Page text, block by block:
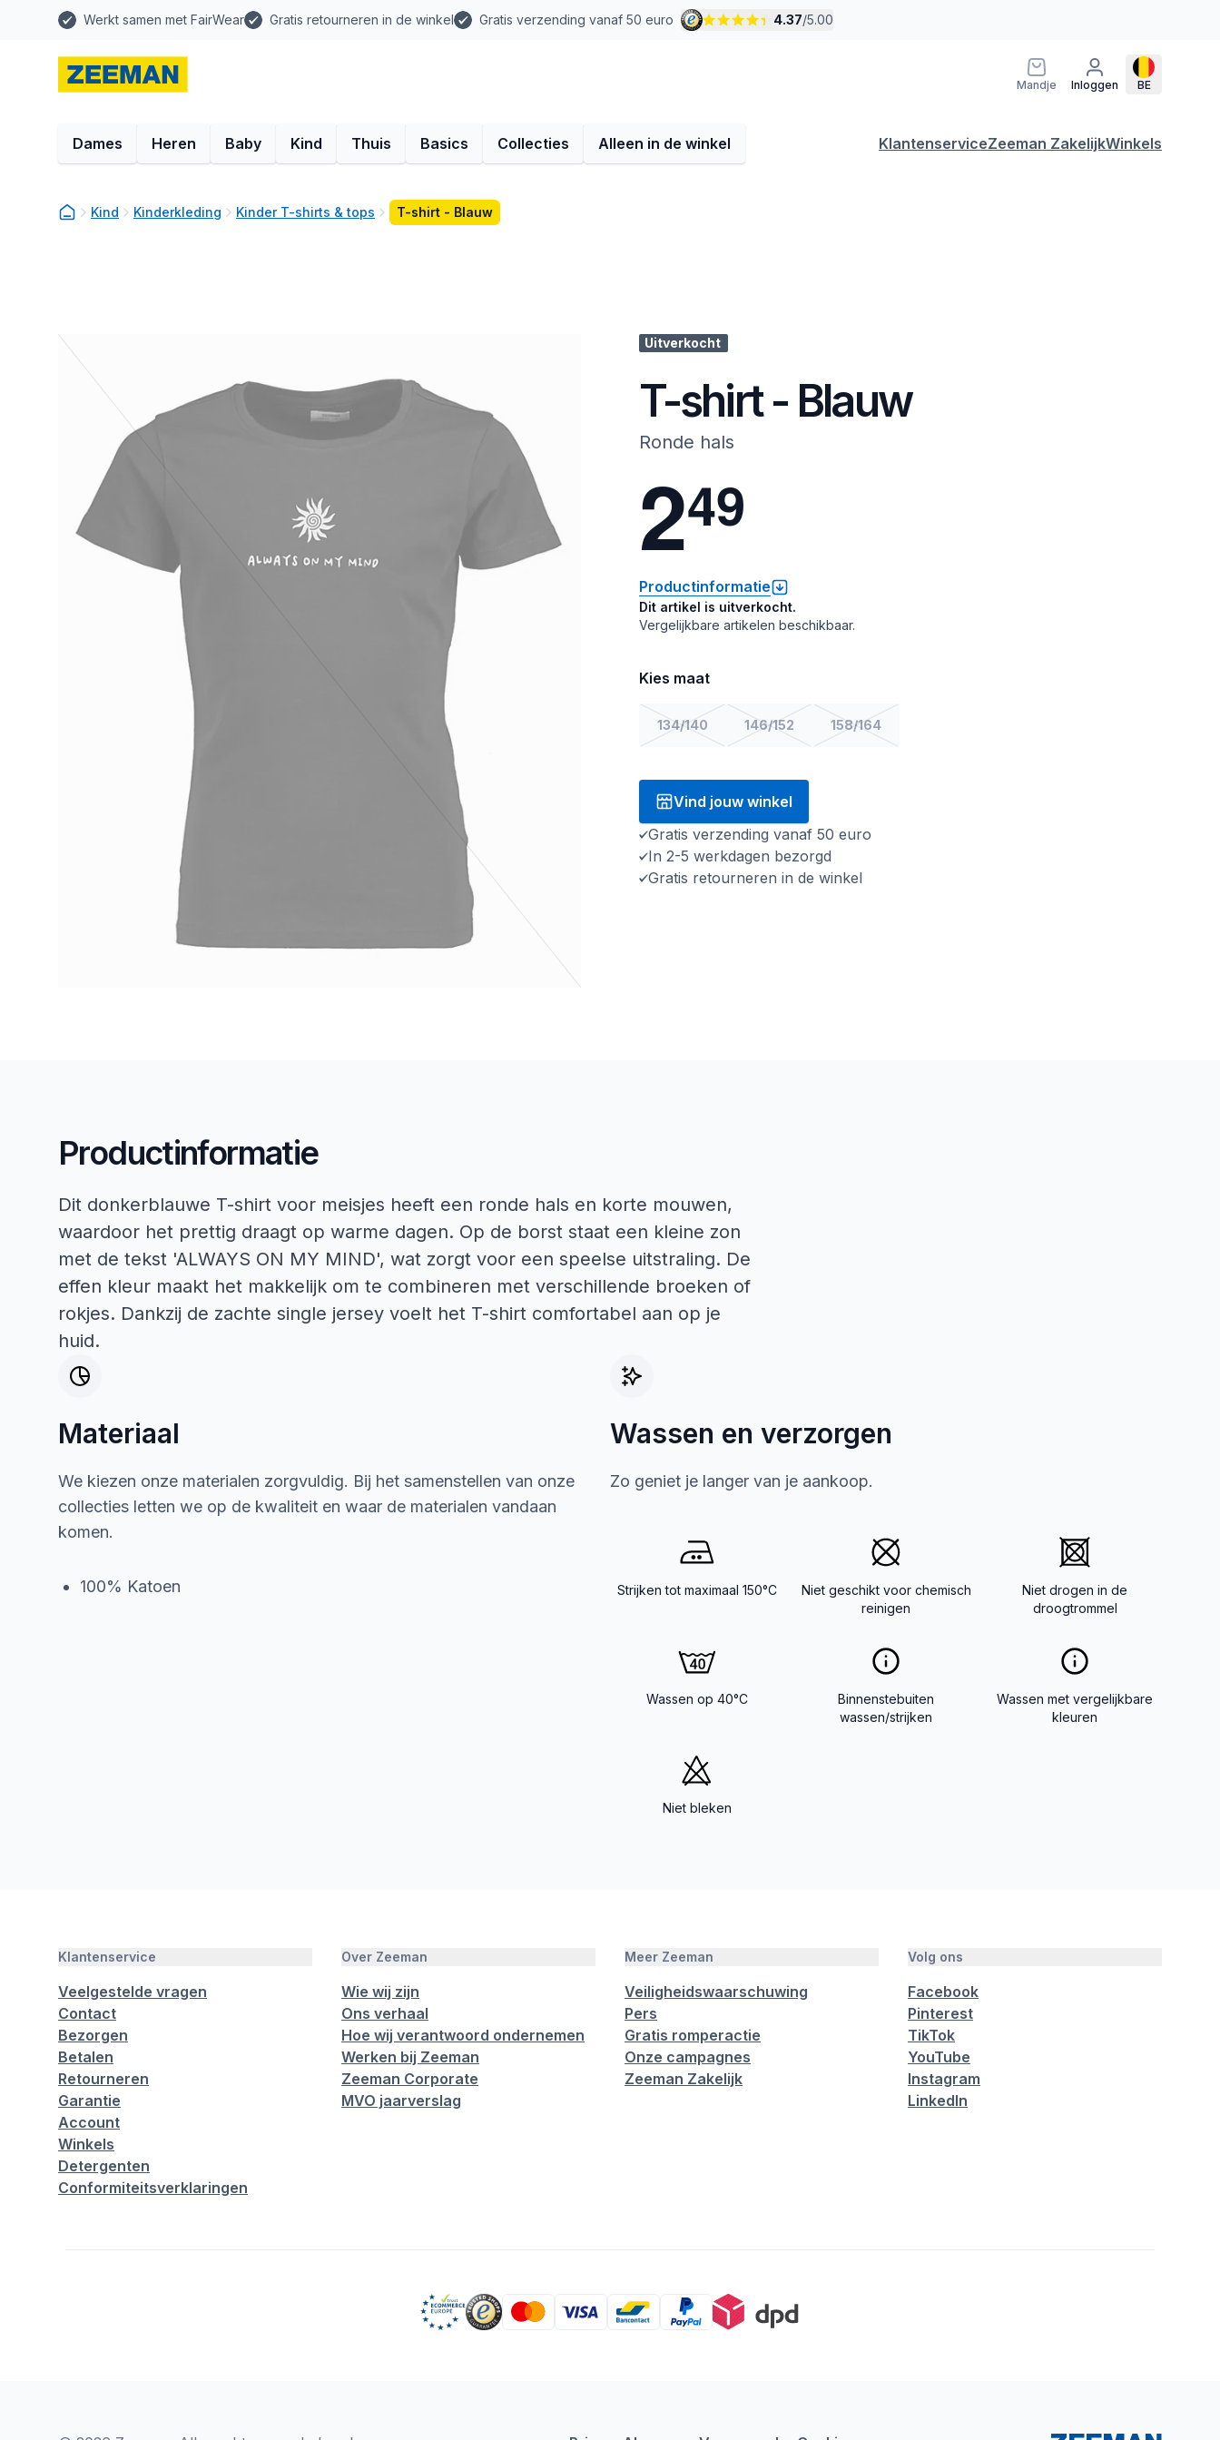
Werkt samen met FairWear Gratis retourneren in de winkel Gratis verzending vanaf 50 euro 4.37/5.00
Mandje Inloggen BE
Dames Heren Baby Kind Thuis Basics Collecties Alleen in de winkel KlantenserviceZeeman ZakelijkWinkels
Kind Kinderkleding Kinder T-shirts & tops T-shirt - Blauw
Uitverkocht
T-shirt - Blauw
Ronde hals
249
Productinformatie
Dit artikel is uitverkocht.
Vergelijkbare artikelen beschikbaar.
Kies maat
134/140 146/152 158/164
Vind jouw winkel
Gratis verzending vanaf 50 euro
In 2-5 werkdagen bezorgd
Gratis retourneren in de winkel
Productinformatie
Dit donkerblauwe T-shirt voor meisjes heeft een ronde hals en korte mouwen,
waardoor het prettig draagt op warme dagen. Op de borst staat een kleine zon
met de tekst 'ALWAYS ON MY MIND', wat zorgt voor een speelse uitstraling. De
effen kleur maakt het makkelijk om te combineren met verschillende broeken of
rokjes. Dankzij de zachte single jersey voelt het T-shirt comfortabel aan op je
huid.
Materiaal
We kiezen onze materialen zorgvuldig. Bij het samenstellen van onze
collecties letten we op de kwaliteit en waar de materialen vandaan
komen.
100% Katoen
Wassen en verzorgen
Zo geniet je langer van je aankoop.
Strijken tot maximaal 150°C
Niet geschikt voor chemisch
reinigen
Niet drogen in de
droogtrommel
Wassen op 40°C
Binnenstebuiten
wassen/strijken
Wassen met vergelijkbare
kleuren
Niet bleken
Klantenservice
Veelgestelde vragen
Contact
Bezorgen
Betalen
Retourneren
Garantie
Account
Winkels
Detergenten
Conformiteitsverklaringen
Over Zeeman
Wie wij zijn
Ons verhaal
Hoe wij verantwoord ondernemen
Werken bij Zeeman
Zeeman Corporate
MVO jaarverslag
Meer Zeeman
Veiligheidswaarschuwing
Pers
Gratis romperactie
Onze campagnes
Zeeman Zakelijk
Volg ons
Facebook
Pinterest
TikTok
YouTube
Instagram
LinkedIn